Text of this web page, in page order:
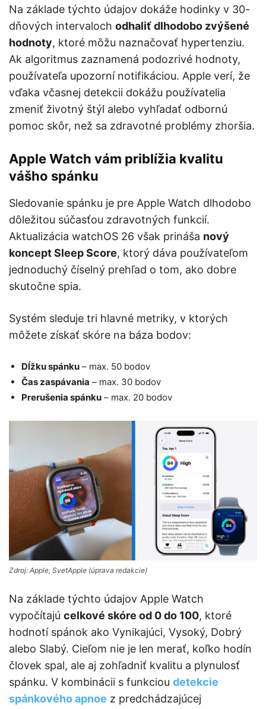
Na základe týchto údajov dokáže hodinky v 30-
dňových intervaloch odhaliť dlhodobo zvýšené
hodnoty, ktoré môžu naznačovať hypertenziu.
Ak algoritmus zaznamená podozrivé hodnoty,
používateľa upozorní notifikáciou. Apple verí, že
vďaka včasnej detekcii dokážu používatelia
zmeniť životný štýl alebo vyhľadať odbornú
pomoc skôr, než sa zdravotné problémy zhoršia.
Apple Watch vám priblížia kvalitu
vášho spánku
Sledovanie spánku je pre Apple Watch dlhodobo
dôležitou súčasťou zdravotných funkcií.
Aktualizácia watchOS 26 však prináša nový
koncept Sleep Score, ktorý dáva používateľom
jednoduchý číselný prehľad o tom, ako dobre
skutočne spia.
Systém sleduje tri hlavné metriky, v ktorých
môžete získať skóre na báza bodov:
Dĺžku spánku – max. 50 bodov
Čas zaspávania – max. 30 bodov
Prerušenia spánku – max. 20 bodov
Zdroj: Apple, SvetApple (úprava redakcie)
Na základe týchto údajov Apple Watch
vypočítajú celkové skóre od 0 do 100, ktoré
hodnotí spánok ako Vynikajúci, Vysoký, Dobrý
alebo Slabý. Cieľom nie je len merať, koľko hodín
človek spal, ale aj zohľadniť kvalitu a plynulosť
spánku. V kombinácii s funkciou detekcie
spánkového apnoe z predchádzajúcej